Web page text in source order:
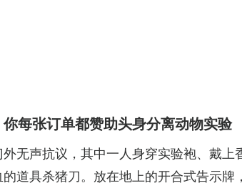
每张订单都赞助头身分离动物实验
无声抗议，其中一人身穿实验袍、戴
道具杀猪刀。放在地上的开合式告示